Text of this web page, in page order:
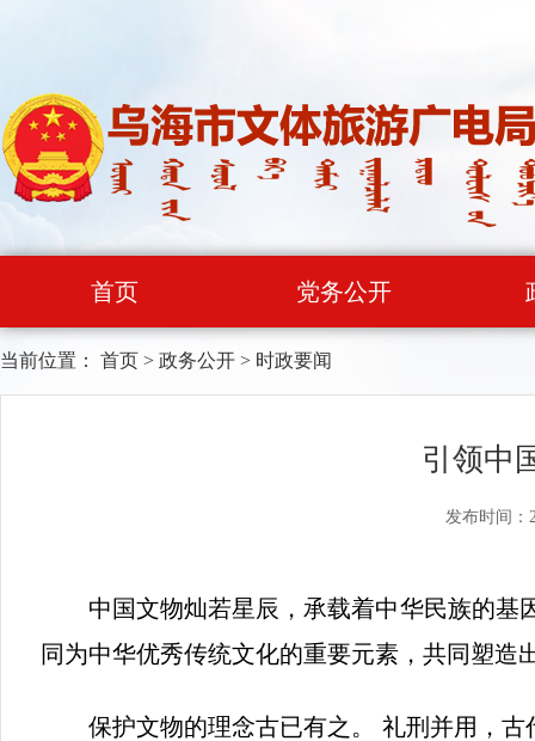
首页 党务公开
当前位置： 首页 > 政务公开 > 时政要闻
引领中
发布时间：
中国文物灿若星辰，承载着中华民族的基
同为中华优秀传统文化的重要元素，共同塑造
保护文物的理念古已有之。 礼刑并用，古